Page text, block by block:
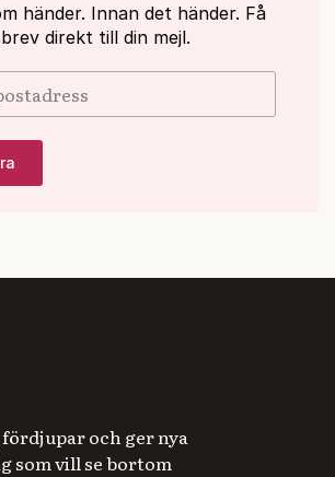
händer. Innan det händer. Få
direkt till din mejl.
och ger nya
som vill se bortom